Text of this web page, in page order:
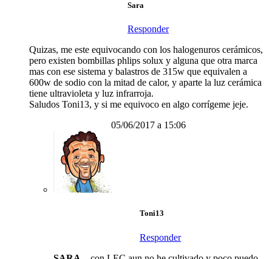
Sara
Responder
Quizas, me este equivocando con los halogenuros cerámicos,
pero existen bombillas phlips solux y alguna que otra marca
mas con ese sistema y balastros de 315w que equivalen a
600w de sodio con la mitad de calor, y aparte la luz cerámica
tiene ultravioleta y luz infrarroja.
Saludos Toni13, y si me equivoco en algo corrígeme jeje.
05/06/2017 a 15:06
Toni13
Responder